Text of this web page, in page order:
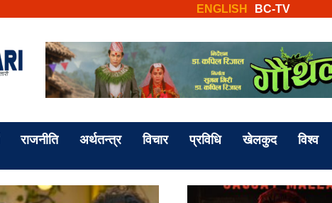
BC-TV
ENGLISH
राजनीति अर्थतन्त्र विचार प्रविधि खेलकुद विश्व